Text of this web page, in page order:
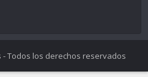
Todos los derechos reservados